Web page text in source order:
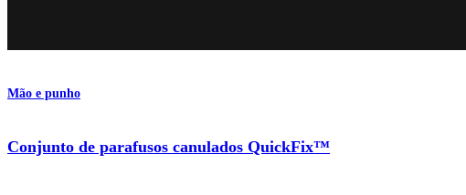
Mão e punho
Conjunto de parafusos canulados QuickFix™